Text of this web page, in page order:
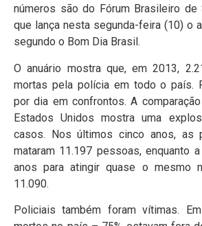
números são do Fórum Brasileiro de
que lança nesta segunda-feira (10) o
segundo o Bom Dia Brasil.
O anuário mostra que, em 2013,
mortas pela polícia em todo o país.
por dia em confrontos. A
Estados Unidos mostra uma
casos. Nos últimos cinco anos, as
mataram 11.197 pessoas, enquanto
anos para atingir quase o mesmo
11.090.
Policiais também foram vítimas.